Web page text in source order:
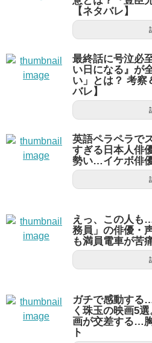
【ネタバレ】
最終話に号泣必
い日になる』が
い」とは？ 考察
バレ】
英語ペラペラで
すぎる日本人俳
勢い…イケボ俳
えっ、この人も
務員」の俳優・
も満員電車が苦
ガチで感動する
く珠玉の映画5
画が交差する…
ト